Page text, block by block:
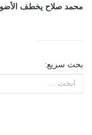
محمد صلاح يخطف
بحث سريع: